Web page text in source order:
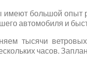
большой опыт
автомобиля и
тысячи
часов.